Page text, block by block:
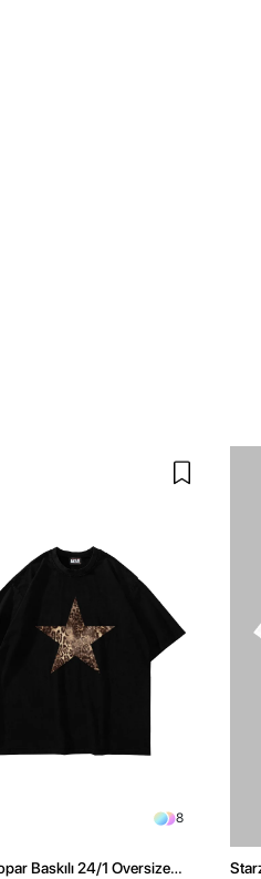
8
Baskılı 24/1 Oversize